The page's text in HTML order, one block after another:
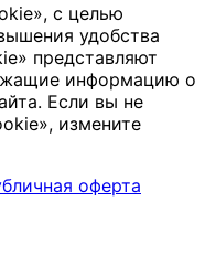
с целью
удобства
представляют
информацию о
Если вы не
измените
оферта